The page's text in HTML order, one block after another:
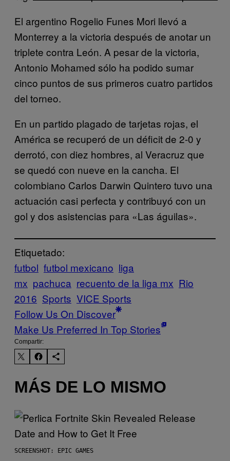
El argentino Rogelio Funes Mori llevó a
Monterrey a la victoria después de anotar un
triplete contra León. A pesar de la victoria,
Antonio Mohamed sólo ha podido sumar
cinco puntos de sus primeros cuatro partidos
del torneo.
En un partido plagado de tarjetas rojas, el
América se recuperó de un déficit de 2-0 y
derrotó, con diez hombres, al Veracruz que
se quedó con nueve en la cancha. El
colombiano Carlos Darwin Quintero tuvo una
actuación casi perfecta y contribuyó con un
gol y dos asistencias para «Las águilas».
Etiquetado:
futbol futbol mexicano liga
mx pachuca recuento de la liga mx Rio
2016 Sports VICE Sports
Follow Us On Discover
Make Us Preferred In Top Stories
Compartir:
MÁS DE LO MISMO
SCREENSHOT: EPIC GAMES